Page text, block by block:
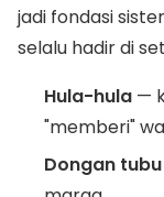
jadi fondasi
selalu hadir di
Hula-hula —
"memberi"
Dongan tubu